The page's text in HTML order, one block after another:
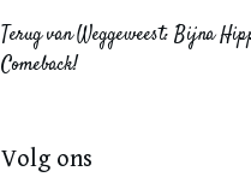
Terug van Weggeweest: Bijna
Comeback!
Volg ons